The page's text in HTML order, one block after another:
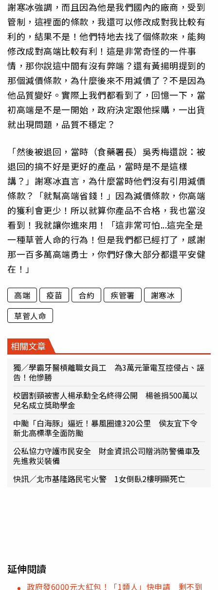
謝寒冰強調，而且因為他是我們國內的廠商，受到
管制，這裡面的條款，我還可以修改成對我比較有
利的，結果不是！他們特地去找了個條款來，能夠
修改成對高端比較有利！這是非常奇怪的一件事
情，那你說這中間有沒有弊端？還有黃揚明提到的
那個減價條款，為什麼後來不用減價了？不是因為
他品質變好。實際上我們都看到了，回憶一下，當
初高端是不是一開始，政府決定跟他採購，一出貨
就出現問題，品質不穩定？
「然後被退回，當時（食藥署長）吳秀梅還說：被
退回的搞不好是更好的產品，當時是不是這樣
講？」謝寒冰直言，為什麼當時他們沒有引用減價
條款？「就幫高端省錢！」因為減價條款，你高端
的獲利會更少！所以就算你產品不合格，我也當沒
看到！我就讓你進來用！「這非常可怕...這完全是
一種草菅人命的行為！但是我們都已經打了，感謝
那一百多萬高端勇士，你們好像大部分都還平安健
在！」
高端 疫苗 合約 疾管署
謝寒冰
草菅人命
相關文章
獨／學霸牙醫槓離職女員工 為3萬元筆電互控侵占、誣
告！他慘勝
校園割頸被害人楊承勳全名終得公開 楊爸捐500萬以
兒名成立獎助學金
中颱「白海豚」逼近！暴風圈達320公里 侯友宜下令
新北高標準全面防颱
公私協力守護市民安全 財金資訊公司贈消防警備車及
先進救災裝備
快訊／北市基隆路民宅火警 1女倒臥2樓明顯死亡
延伸閱讀
政府發6000元大紅包！「1類人」快申請 剩不到